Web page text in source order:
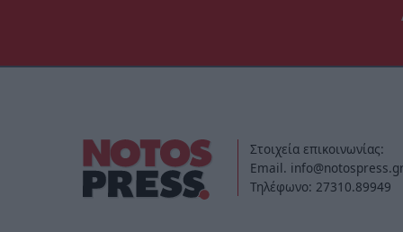
Στοιχεία επικοινωνίας:
Email. info@notospress.gr
Τηλέφωνο: 27310.89949